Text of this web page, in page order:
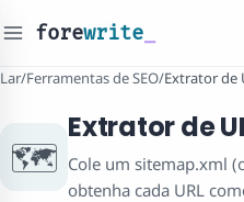
forewrite
Lar/Ferramentas de SEO/Extrator de
🗺️
Extrator de
Cole um sitemap.xml
obtenha cada URL